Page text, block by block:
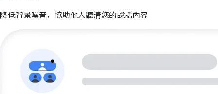
降低背景噪音，協助他人聽清您的說話內容